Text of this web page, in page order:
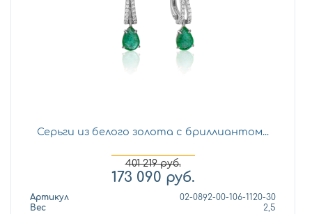
Серьги из белого золота с бриллиантом...
401 219руб.
173 090 руб.
Артикул
02-0892-00-106-1120-30
Вес
2,5